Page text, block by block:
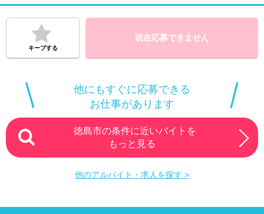
キープする
現在応募できません
他にもすぐに応募できる
お仕事があります
徳島市の条件に近いバイトを
もっと見る
他のアルバイト・求人を探す >